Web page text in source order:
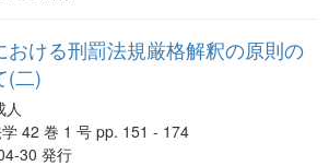
おける刑罰法規厳格解釈の原則の
(二)
人
42 巻 1 号 pp. 151 - 174
30 発行